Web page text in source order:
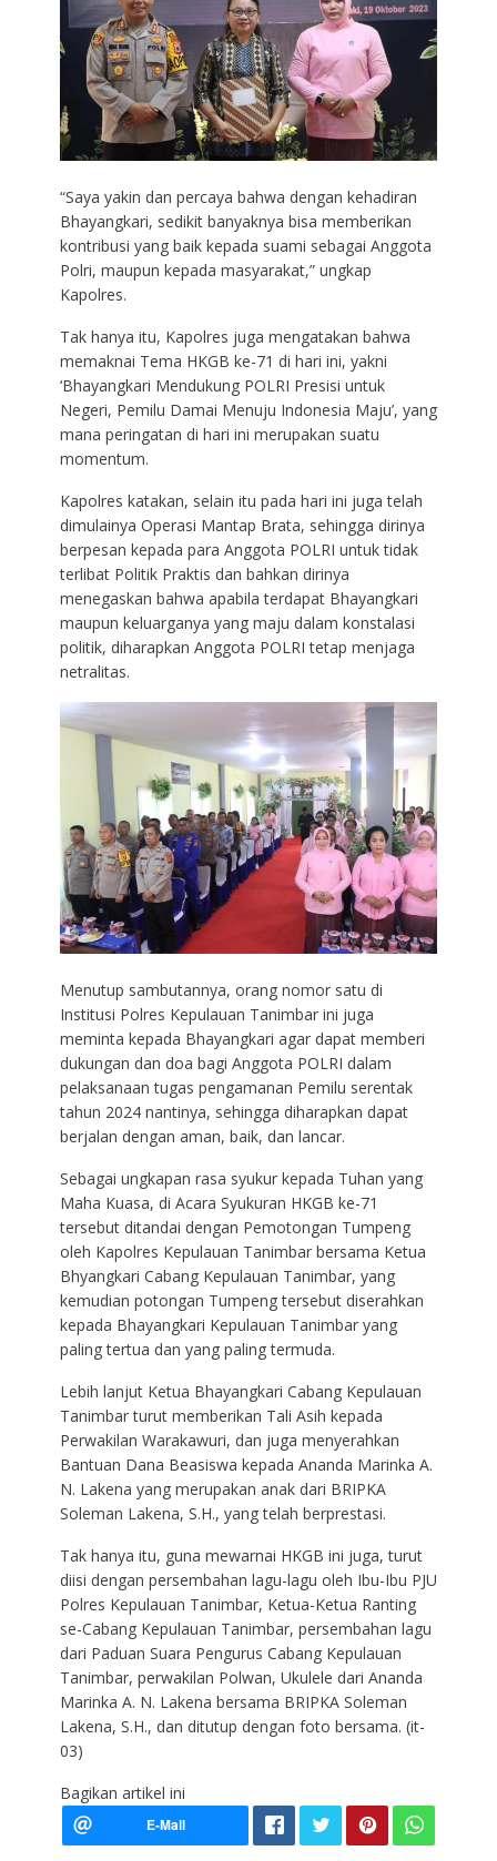
“Saya yakin dan percaya bahwa dengan kehadiran
Bhayangkari, sedikit banyaknya bisa memberikan
kontribusi yang baik kepada suami sebagai Anggota
Polri, maupun kepada masyarakat,” ungkap
Kapolres.
Tak hanya itu, Kapolres juga mengatakan bahwa
memaknai Tema HKGB ke-71 di hari ini, yakni
‘Bhayangkari Mendukung POLRI Presisi untuk
Negeri, Pemilu Damai Menuju Indonesia Maju’, yang
mana peringatan di hari ini merupakan suatu
momentum.
Kapolres katakan, selain itu pada hari ini juga telah
dimulainya Operasi Mantap Brata, sehingga dirinya
berpesan kepada para Anggota POLRI untuk tidak
terlibat Politik Praktis dan bahkan dirinya
menegaskan bahwa apabila terdapat Bhayangkari
maupun keluarganya yang maju dalam konstalasi
politik, diharapkan Anggota POLRI tetap menjaga
netralitas.
Menutup sambutannya, orang nomor satu di
Institusi Polres Kepulauan Tanimbar ini juga
meminta kepada Bhayangkari agar dapat memberi
dukungan dan doa bagi Anggota POLRI dalam
pelaksanaan tugas pengamanan Pemilu serentak
tahun 2024 nantinya, sehingga diharapkan dapat
berjalan dengan aman, baik, dan lancar.
Sebagai ungkapan rasa syukur kepada Tuhan yang
Maha Kuasa, di Acara Syukuran HKGB ke-71
tersebut ditandai dengan Pemotongan Tumpeng
oleh Kapolres Kepulauan Tanimbar bersama Ketua
Bhyangkari Cabang Kepulauan Tanimbar, yang
kemudian potongan Tumpeng tersebut diserahkan
kepada Bhayangkari Kepulauan Tanimbar yang
paling tertua dan yang paling termuda.
Lebih lanjut Ketua Bhayangkari Cabang Kepulauan
Tanimbar turut memberikan Tali Asih kepada
Perwakilan Warakawuri, dan juga menyerahkan
Bantuan Dana Beasiswa kepada Ananda Marinka A.
N. Lakena yang merupakan anak dari BRIPKA
Soleman Lakena, S.H., yang telah berprestasi.
Tak hanya itu, guna mewarnai HKGB ini juga, turut
diisi dengan persembahan lagu-lagu oleh Ibu-Ibu PJU
Polres Kepulauan Tanimbar, Ketua-Ketua Ranting
se-Cabang Kepulauan Tanimbar, persembahan lagu
dari Paduan Suara Pengurus Cabang Kepulauan
Tanimbar, perwakilan Polwan, Ukulele dari Ananda
Marinka A. N. Lakena bersama BRIPKA Soleman
Lakena, S.H., dan ditutup dengan foto bersama. (it-
03)
Bagikan artikel ini